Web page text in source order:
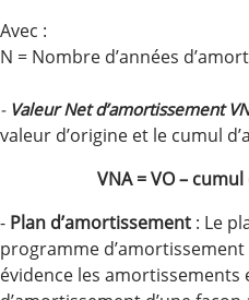
Avec :
N = Nombre d’années
- Valeur Net d’amortissement
valeur d’origine et le cumul
VNA = VO –
- Plan d’amortissement : Le
programme
évidence les amortissements